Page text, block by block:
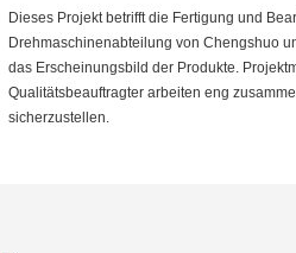
Dieses Projekt betrifft die Fertigung und
Drehmaschinenabteilung von Chengshuo
das Erscheinungsbild der Produkte.
Qualitätsbeauftragter arbeiten eng
sicherzustellen.